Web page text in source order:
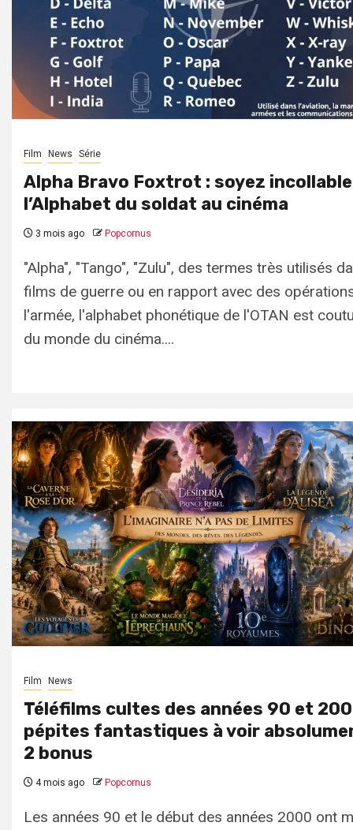
Film News Série
Alpha Bravo Foxtrot : soyez
l’Alphabet du soldat au cinéma
3 mois ago Popcornus
"Alpha", "Tango", "Zulu", des termes très utilisés
films de guerre ou en rapport avec des
l'armée, l'alphabet phonétique de l'OTAN est
du monde du cinéma....
Film News
Téléfilms cultes des années 90 et
pépites fantastiques à voir
2 bonus
4 mois ago Popcornus
Les années 90 et le début des années 2000 ont